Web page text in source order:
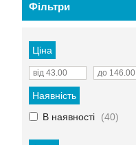
Фільтри
Ціна
Наявність
В наявності
40